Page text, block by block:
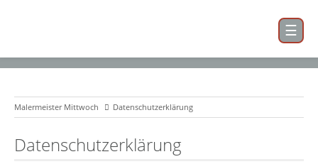
Malermeister Mittwoch Datenschutzerklärung
Datenschutzerklärung